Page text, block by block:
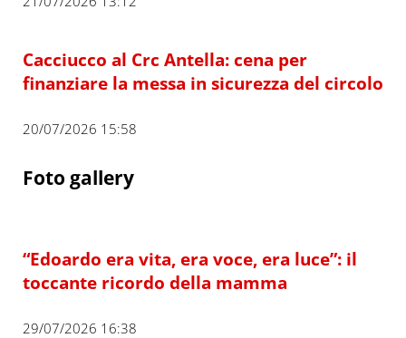
Cacciucco al Crc Antella: cena per
finanziare la messa in sicurezza del circolo
20/07/2026 15:58
Foto gallery
“Edoardo era vita, era voce, era luce”: il
toccante ricordo della mamma
29/07/2026 16:38